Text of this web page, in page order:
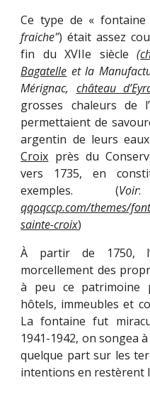
Ce type de « fontaine
fraiche") était assez
fin du XVIIe siècle(
Bagatelle et la
Mérignac, château
grosses chaleurs de
permettaient de
argentin de leurs
Croix près du
vers 1735, en
exemples. (Voir
qqoqccp.com/themes/
sainte-croix)
À partir de 1750,
morcellement des
à peu ce patrimoine
hôtels, immeubles et
La fontaine fut
1941-1942, on songea
quelque part sur les
intentions en restèrent